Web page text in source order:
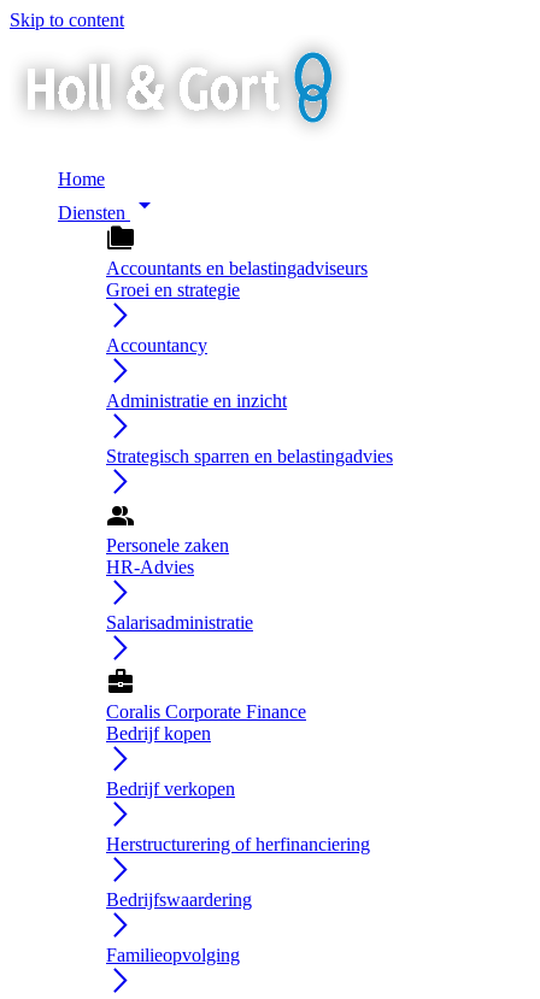
Skip to content
Home
Diensten
arrow_drop_down
folder_copy
Accountants en belastingadviseurs
Groei en strategie
arrow_forward_ios
Accountancy
arrow_forward_ios
Administratie en inzicht
arrow_forward_ios
Strategisch sparren en belastingadvies
arrow_forward_ios
group
Personele zaken
HR-Advies
arrow_forward_ios
Salarisadministratie
arrow_forward_ios
business_center
Coralis Corporate Finance
Bedrijf kopen
arrow_forward_ios
Bedrijf verkopen
arrow_forward_ios
Herstructurering of herfinanciering
arrow_forward_ios
Bedrijfswaardering
arrow_forward_ios
Familieopvolging
arrow_forward_ios